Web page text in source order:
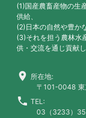
(1)国産農畜産物の生
供給、
(2)日本の自然や豊か
(3)それを担う農林水
供・交流を通じ貢献し
location_on 所在地:
〒101-0048 東
call TEL:
03（3233）